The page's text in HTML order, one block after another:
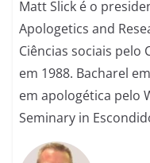
Matt Slick é o
Apologetics and
Ciências sociais pelo
em 1988. Bacharel
em apologética pelo
Seminary in